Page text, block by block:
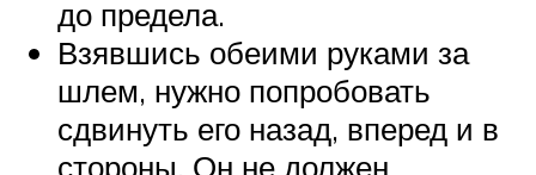
до предела.
Взявшись обеими руками за
шлем, нужно попробовать
сдвинуть его назад, вперед и в
стороны. Он не должен